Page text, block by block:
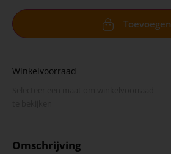
Toevoegen
Winkelvoorraad
Omschrijving